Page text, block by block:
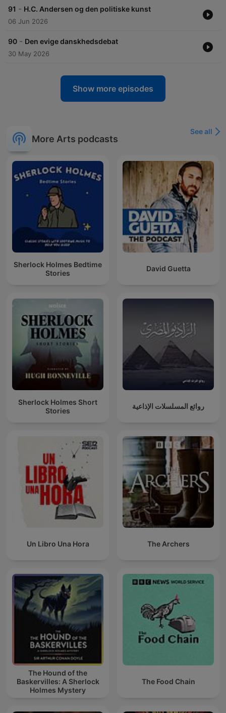
91 - H.C. Andersen og den politiske kunst
06 Jun 2026
90 - Den evige danskhedsdebat
30 May 2026
Show more episodes
More Arts podcasts
See all
Sherlock Holmes Bedtime
Stories
David Guetta
Sherlock Holmes Short
Stories
روائع المسلسلات الإذاعية
Un Libro Una Hora The Archers
The Hound of the
Baskervilles: A Sherlock
Holmes Mystery
The Food Chain